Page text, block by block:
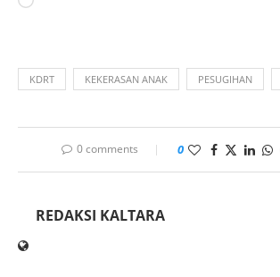
KDRT KEKERASAN ANAK PESUGIHAN
0 comments 0
REDAKSI KALTARA